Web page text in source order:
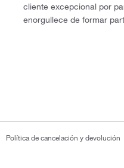
cliente excepcional por
enorgullece de formar
Política de cancelación y devolución